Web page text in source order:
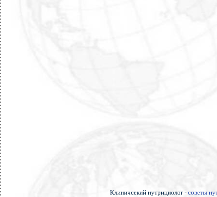
Клиничсекий нутрициолог - советы